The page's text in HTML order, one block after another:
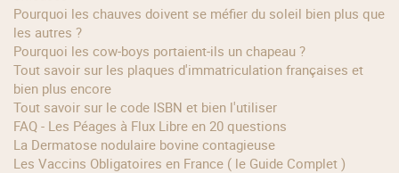
Pourquoi les chauves doivent se méfier du soleil bien plus que
les autres ?
Pourquoi les cow‑boys portaient‑ils un chapeau ?
Tout savoir sur les plaques d'immatriculation françaises et
bien plus encore
Tout savoir sur le code ISBN et bien l'utiliser
FAQ - Les Péages à Flux Libre en 20 questions
La Dermatose nodulaire bovine contagieuse
Les Vaccins Obligatoires en France ( le Guide Complet )